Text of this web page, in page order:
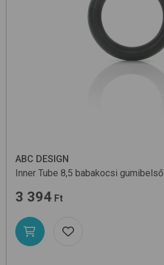
ABC DESIGN
Inner Tube 8,5 babakocsi gumibelső
3 394 Ft